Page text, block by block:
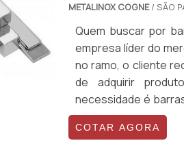
METALINOX COGNE/ SÃO
Quem buscar por
empresa líder do
no ramo, o cliente
de adquirir
necessidade é
cliente encontrará
disponíveis.MAIS D...
COTAR AGORA